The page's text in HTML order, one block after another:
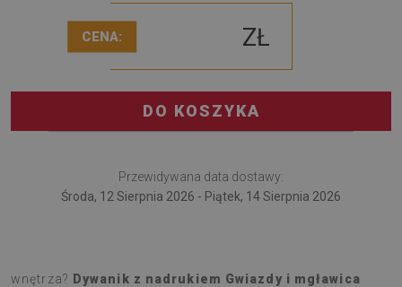
CENA: ZŁ
DO KOSZYKA
Przewidywana data dostawy:
Środa, 12 Sierpnia 2026 - Piątek, 14 Sierpnia 2026
wnętrza? Dywanik z nadrukiem Gwiazdy i mgławica